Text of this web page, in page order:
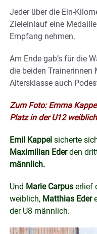
Jeder über die Ein-
Zieleinlauf eine
Empfang nehmen.
Am Ende gab’s für die
die beiden Trainerinnen
Altersklasse auch
Zum Foto: Emma
Platz in der U12
Emil Kappel sicherte
Maximilian Ederden
männlich.
Und Marie Carpus erlief
weiblich, Matthias Eder
der U8 männlich.